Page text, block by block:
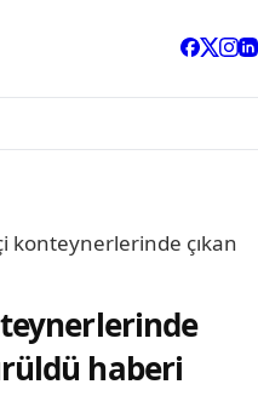
konteynerlerinde çıkan
haberi